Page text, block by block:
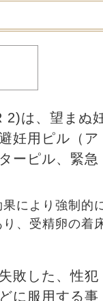
2)は、望まぬ
妊用ピル（ア
ーピル、緊急
により強制的
、受精卵の着
敗した、性犯
に服用する事